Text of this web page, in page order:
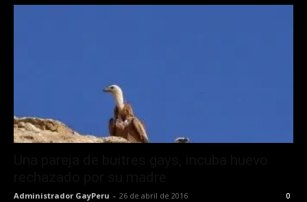
Administrador GayPeru - 26 de abril de 2016 0